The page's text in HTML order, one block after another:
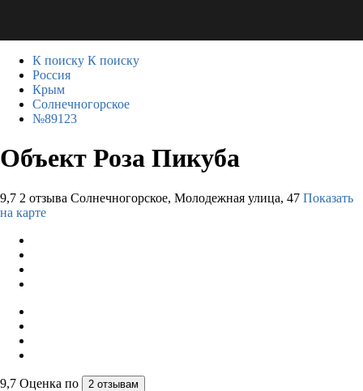
К поиску К поиску
Россия
Крым
Солнечногорское
№89123
Объект Роза Пикуба
9,7 2 отзыва Солнечногорское, Молодежная улица, 47 Показать
на карте
9,7 Оценка по 2 отзывам